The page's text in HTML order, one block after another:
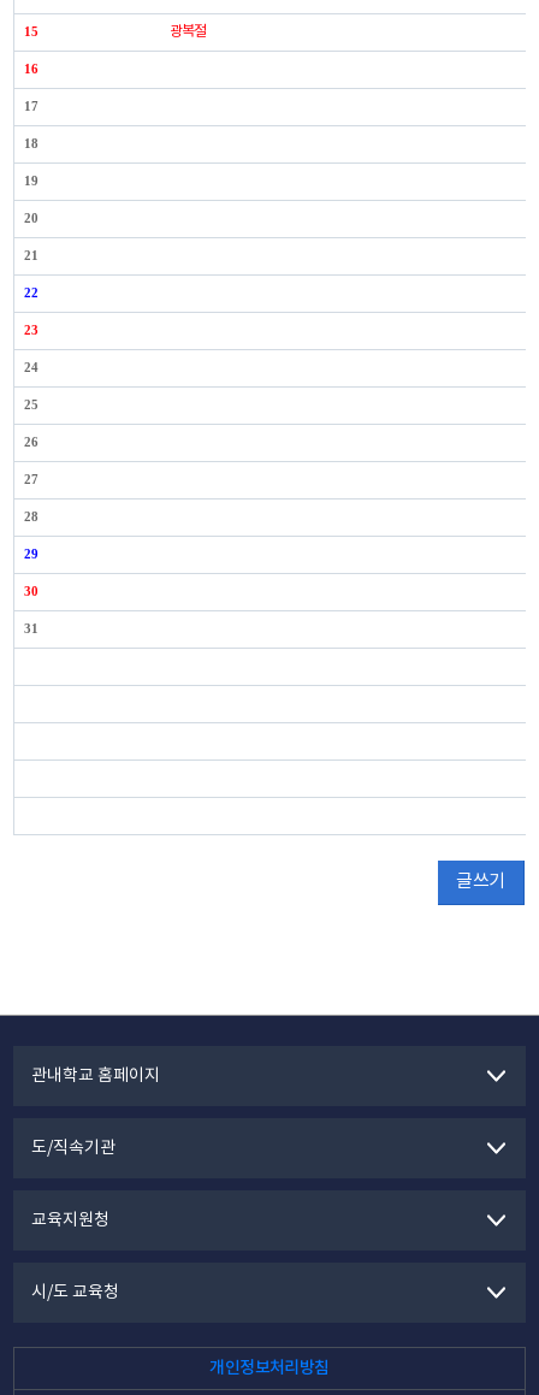
15 광복절
16
17
18
19
20
21
22
23
24
25
26
27
28
29
30
31
글쓰기
관내학교 홈페이지
도/직속기관
교육지원청
시/도 교육청
개인정보처리방침